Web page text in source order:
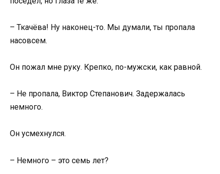
– Ткачёва! Ну наконец-то. Мы думали, ты пропала
насовсем.
Он пожал мне руку. Крепко, по-мужски, как равной.
– Не пропала, Виктор Степанович. Задержалась
немного.
Он усмехнулся.
– Немного – это семь лет?